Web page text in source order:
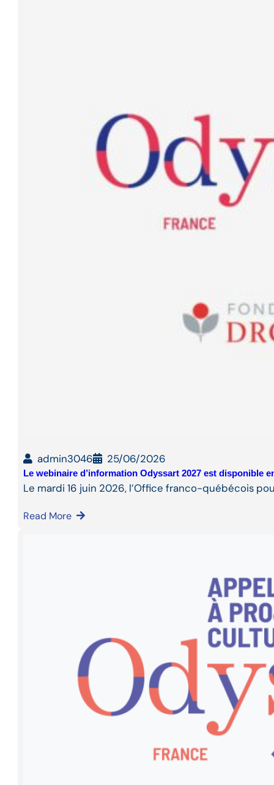
admin3046 25/06/2026
Le webinaire d’information Odyssart 2027 est disponible
Le mardi 16 juin 2026, l’Office franco-québécois
Read More